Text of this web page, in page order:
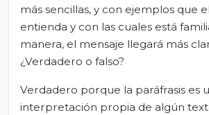
más sencillas, y con ejemplos que
entienda y con las cuales está
manera, el mensaje llegará más
¿Verdadero o falso?
Verdadero porque la paráfrasis es
interpretación propia de algún